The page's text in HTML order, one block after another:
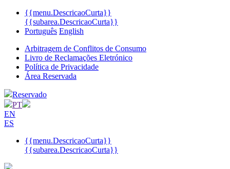
{{menu.DescricaoCurta}}
{{subarea.DescricaoCurta}}
Português English
Arbitragem de Conflitos de Consumo
Livro de Reclamações Eletrónico
Política de Privacidade
Área Reservada
Reservado
PT
EN
ES
{{menu.DescricaoCurta}}
{{subarea.DescricaoCurta}}